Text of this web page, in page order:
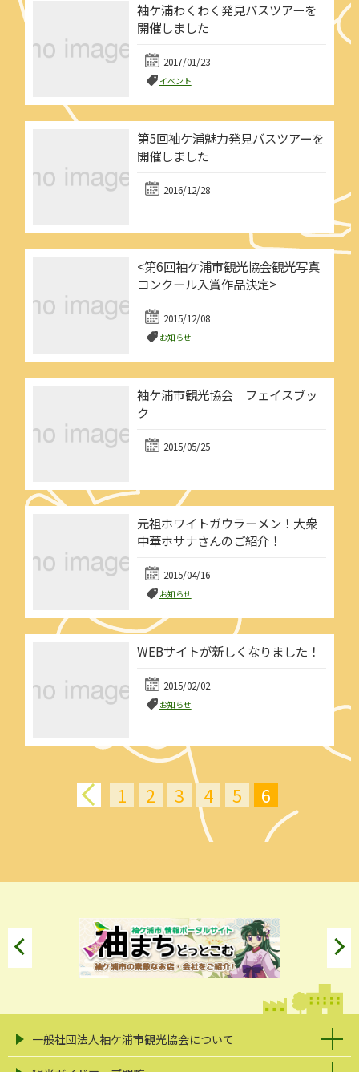
袖ケ浦わくわく発見バスツアーを
開催しました
2017/01/23
イベント
第5回袖ケ浦魅力発見バスツアーを
開催しました
2016/12/28
<第6回袖ケ浦市観光協会観光写真
コンクール入賞作品決定>
2015/12/08
お知らせ
袖ケ浦市観光協会 フェイスブッ
ク
2015/05/25
元祖ホワイトガウラーメン！大衆
中華ホサナさんのご紹介！
2015/04/16
お知らせ
WEBサイトが新しくなりました！
2015/02/02
お知らせ
1 2 3 4 5 6
一般社団法人袖ケ浦市観光協会について